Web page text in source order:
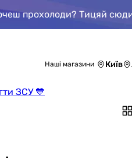
прохолоди? Тицяй
ЗСУ 💙
Наші магазини Київ